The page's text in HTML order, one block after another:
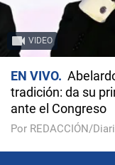
VIDEO
EN VIVO
tradición: da su
ante el Congreso
Por REDACCIÓN/